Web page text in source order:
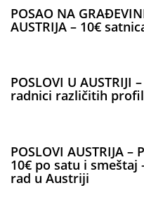
POSAO NA
AUSTRIJA – 10€
POSLOVI U AUSTRIJI
radnici različitih
POSLOVI AUSTRIJA –
10€ po satu i smeštaj
rad u Austriji